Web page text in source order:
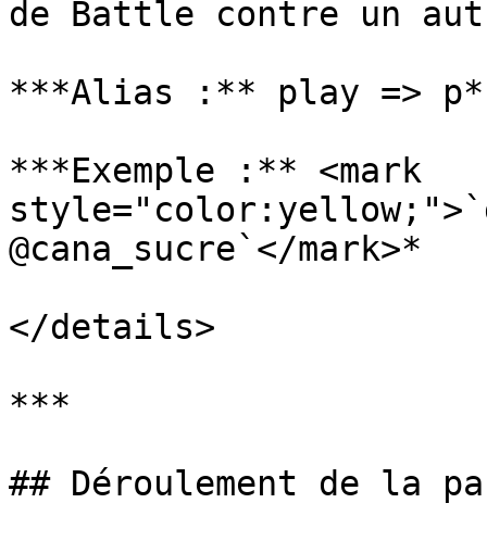
de Battle contre un
***Alias :** play => p*
***Exemple :** <mark
@cana_sucre`</mark>*
</details>
***
## Déroulement de la